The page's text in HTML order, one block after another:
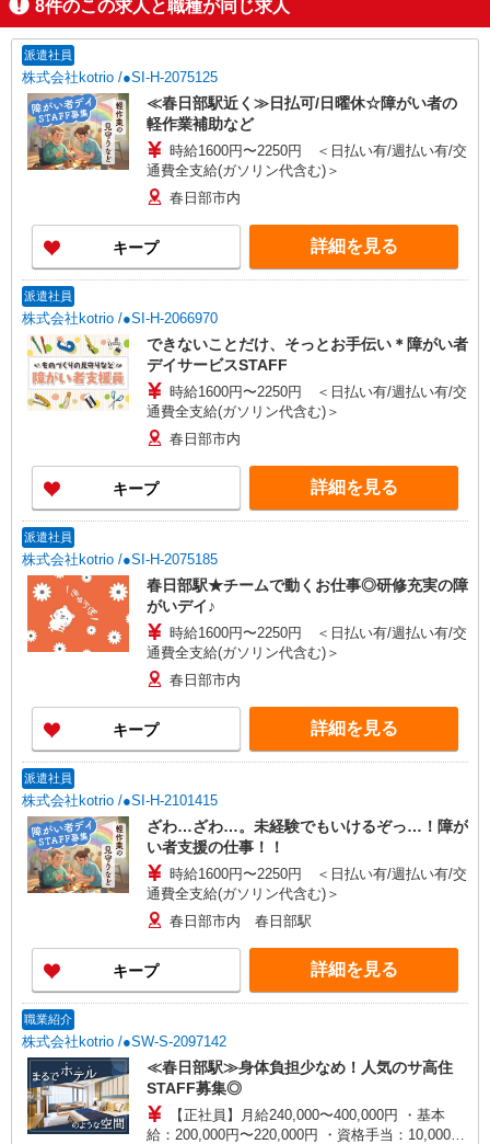
8件のこの求人と職種が同じ求人
派遣社員
株式会社kotrio /●SI-H-2075125
≪春日部駅近く≫日払可/日曜休☆障がい者の
軽作業補助など
時給1600円〜2250円 ＜日払い有/週払い有/交
通費全支給(ガソリン代含む)＞
春日部市内
キープ 詳細を見る
派遣社員
株式会社kotrio /●SI-H-2066970
できないことだけ、そっとお手伝い＊障がい者
デイサービスSTAFF
時給1600円〜2250円 ＜日払い有/週払い有/交
通費全支給(ガソリン代含む)＞
春日部市内
キープ 詳細を見る
派遣社員
株式会社kotrio /●SI-H-2075185
春日部駅★チームで動くお仕事◎研修充実の障
がいデイ♪
時給1600円〜2250円 ＜日払い有/週払い有/交
通費全支給(ガソリン代含む)＞
春日部市内
キープ 詳細を見る
派遣社員
株式会社kotrio /●SI-H-2101415
ざわ…ざわ…。未経験でもいけるぞっ…！障が
い者支援の仕事！！
時給1600円〜2250円 ＜日払い有/週払い有/交
通費全支給(ガソリン代含む)＞
春日部市内 春日部駅
キープ 詳細を見る
職業紹介
株式会社kotrio /●SW-S-2097142
≪春日部駅≫身体負担少なめ！人気のサ高住
STAFF募集◎
【正社員】月給240,000〜400,000円 ・基本
給：200,000円〜220,000円 ・資格手当：10,000〜